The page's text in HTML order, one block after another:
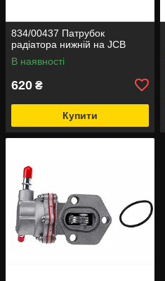
834/00437 Патрубок
радіатора нижній на JCB
В наявності
620 ₴
Купити